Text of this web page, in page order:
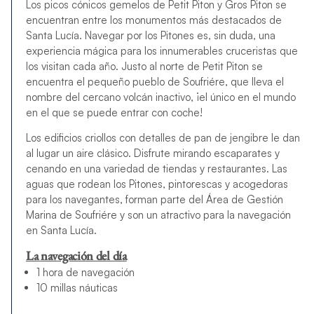
Los picos cónicos gemelos de Petit Piton y Gros Piton se
encuentran entre los monumentos más destacados de
Santa Lucía. Navegar por los Pitones es, sin duda, una
experiencia mágica para los innumerables cruceristas que
los visitan cada año. Justo al norte de Petit Piton se
encuentra el pequeño pueblo de Soufriére, que lleva el
nombre del cercano volcán inactivo, ¡el único en el mundo
en el que se puede entrar con coche!
Los edificios criollos con detalles de pan de jengibre le dan
al lugar un aire clásico. Disfrute mirando escaparates y
cenando en una variedad de tiendas y restaurantes. Las
aguas que rodean los Pitones, pintorescas y acogedoras
para los navegantes, forman parte del Área de Gestión
Marina de Soufriére y son un atractivo para la navegación
en Santa Lucía.
La navegación del día
1 hora de navegación
10 millas náuticas